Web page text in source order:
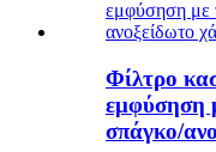
Φίλτρο
εμφύσηση
σπάγκο/